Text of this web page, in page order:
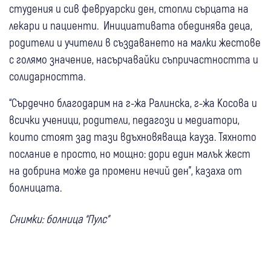
студения и сив февруарски ден, стопли сърцата на
лекари и пациенти. Инициативата обединява деца,
родители и учители в създаването на малки жестове
с голямо значение, насърчавайки съпричастността и
солидарността.
“Сърдечно благодарим на г-жа Ралинска, г-жа Косова и
всички ученици, родители, педагози и медиатори,
които стоят зад тази вдъхновяваща кауза. Тяхното
послание е просто, но мощно: дори един малък жест
на добрина може да промени нечий ден”, казаха от
болницата.
Снимки: болница “Пулс”